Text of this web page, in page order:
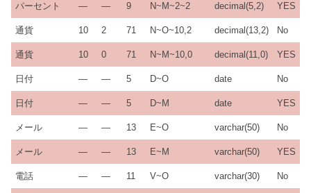
パーセント — — 9 N~M~2~2 decimal(5,2) YES
通貨 10 2 71 N~O~10,2 decimal(13,2) No
通貨 10 0 71 N~M~10,0 decimal(11,0) YES
日付 — — 5 D~O date No
日付 — — 5 D~M date YES
メール — — 13 E~O varchar(50) No
メール — — 13 E~M varchar(50) YES
電話 — — 11 V~O varchar(30) No